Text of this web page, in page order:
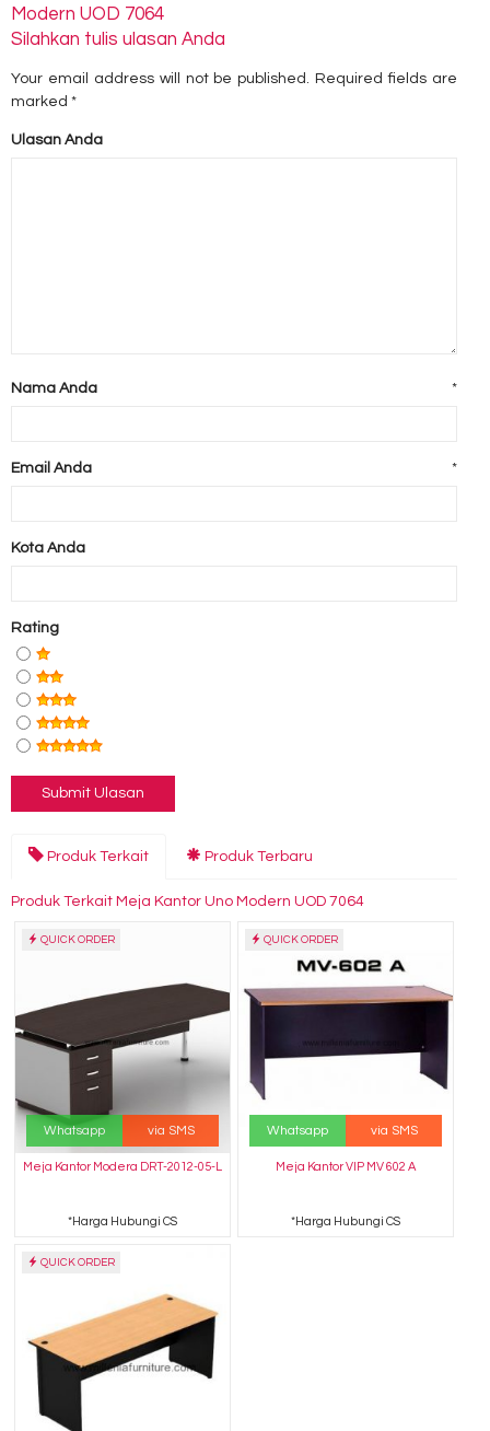
Modern UOD 7064
Silahkan tulis ulasan Anda
Your email address will not be published.
Required fields are
marked *
Ulasan Anda
Nama Anda *
Email Anda *
Kota Anda
Rating
Produk Terkait Produk Terbaru
Produk Terkait Meja Kantor Uno Modern UOD 7064
QUICK ORDER
Whatsapp via SMS
Meja Kantor Modera DRT-2012-05-L
*Harga Hubungi CS
QUICK ORDER
Whatsapp via SMS
Meja Kantor VIP MV 602 A
*Harga Hubungi CS
QUICK ORDER